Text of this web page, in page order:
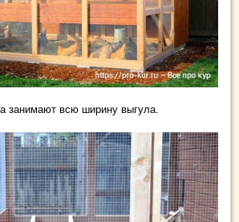
занимают всю ширину выгула.